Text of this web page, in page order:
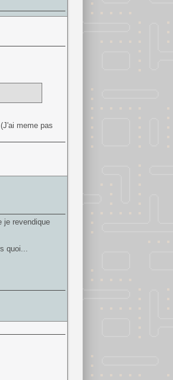
meme pas
je revendique
quoi...